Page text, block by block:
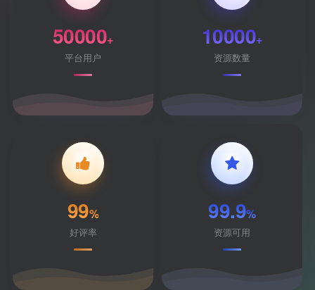
50000+
平台用户
10000+
资源数量
99%
好评率
99.9%
资源可用